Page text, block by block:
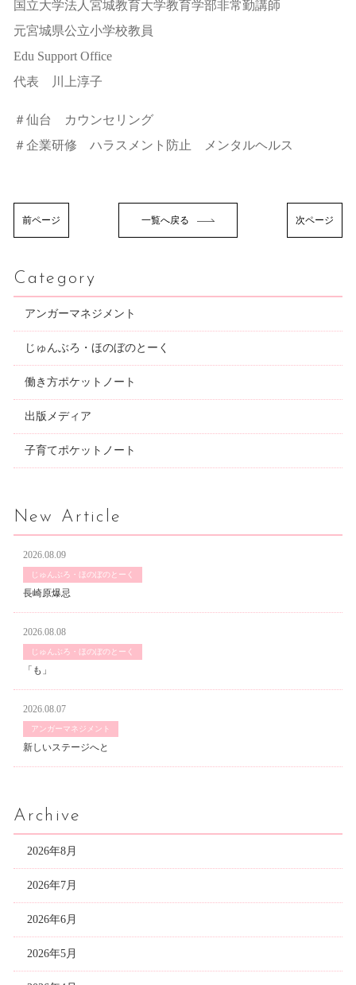
国立大学法人宮城教育大学教育学部非常勤講師
元宮城県公立小学校教員
Edu Support Office
代表 川上淳子
＃仙台 カウンセリング
＃企業研修 ハラスメント防止 メンタルヘルス
前ページ 一覧へ戻る 次ページ
Category
アンガーマネジメント
じゅんぶろ・ほのぼのとーく
働き方ポケットノート
出版メディア
子育てポケットノート
New Article
2026.08.09
じゅんぶろ・ほのぼのとーく
長崎原爆忌
2026.08.08
じゅんぶろ・ほのぼのとーく
「も」
2026.08.07
アンガーマネジメント
新しいステージへと
Archive
2026年8月
2026年7月
2026年6月
2026年5月